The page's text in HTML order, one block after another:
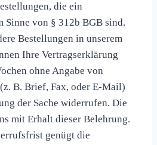
die ein
Sinne von § 312b BGB sind.
Bestellungen in unserem
Ihre Vertragserklärung
ohne Angabe von
B. Brief, Fax, oder E-Mail)
der Sache widerrufen. Die
mit Erhalt dieser Belehrung.
genügt die